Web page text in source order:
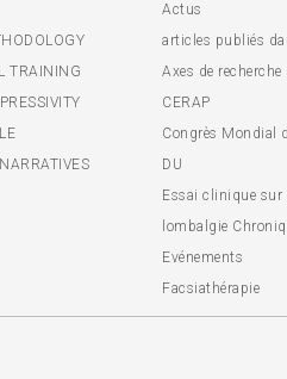
TRAINING
Actus
articles publiés
Axes de recherche
CERAP
Congrès Mondial
DU
Essai clinique sur
lombalgie
Evénements
Facsiathérapie